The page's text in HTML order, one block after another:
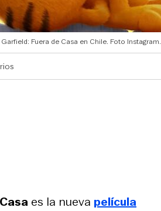
Fuera de Casa en Chile. Foto Instagram.
es la nueva película